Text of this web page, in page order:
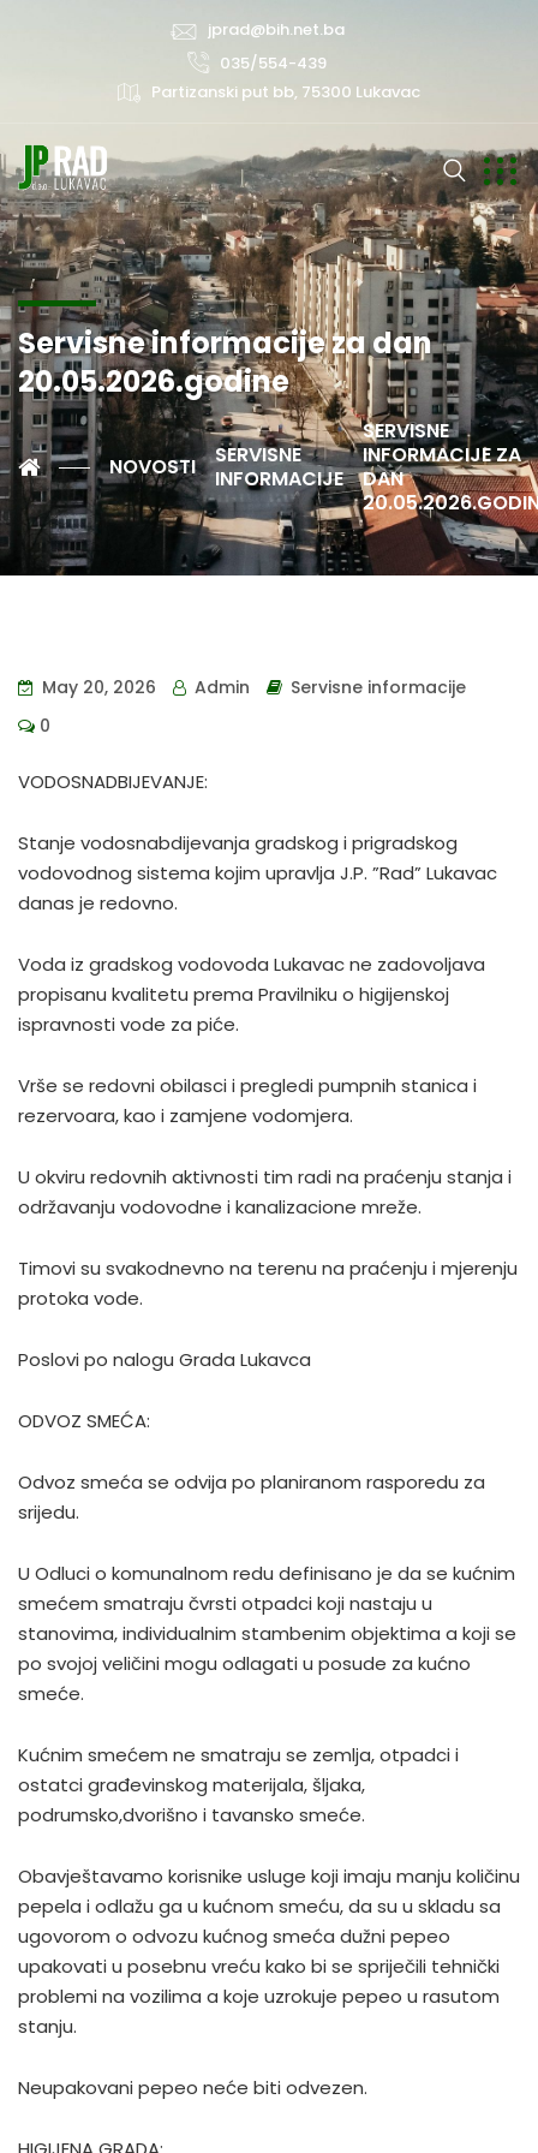
jprad@bih.net.ba
035/554-439
Partizanski put bb, 75300 Lukavac
Servisne informacije za dan
20.05.2026.godine
NOVOSTI
SERVISNE
INFORMACIJE
SERVISNE
INFORMACIJE ZA
DAN
May 20, 2026 Admin
Servisne informacije
0
VODOSNADBIJEVANJE:
Stanje vodosnabdijevanja gradskog i prigradskog
vodovodnog sistema kojim upravlja J.P. ”Rad” Lukavac
danas je redovno.
Voda iz gradskog vodovoda Lukavac ne zadovoljava
propisanu kvalitetu prema Pravilniku o higijenskoj
ispravnosti vode za piće.
Vrše se redovni obilasci i pregledi pumpnih stanica i
rezervoara, kao i zamjene vodomjera.
U okviru redovnih aktivnosti tim radi na praćenju stanja i
održavanju vodovodne i kanalizacione mreže.
Timovi su svakodnevno na terenu na praćenju i mjerenju
protoka vode.
Poslovi po nalogu Grada Lukavca
ODVOZ SMEĆA:
Odvoz smeća se odvija po planiranom rasporedu za
srijedu.
U Odluci o komunalnom redu definisano je da se kućnim
smećem smatraju čvrsti otpadci koji nastaju u
stanovima, individualnim stambenim objektima a koji se
po svojoj veličini mogu odlagati u posude za kućno
smeće.
Kućnim smećem ne smatraju se zemlja, otpadci i
ostatci građevinskog materijala, šljaka,
podrumsko,dvorišno i tavansko smeće.
Obavještavamo korisnike usluge koji imaju manju količinu
pepela i odlažu ga u kućnom smeću, da su u skladu sa
ugovorom o odvozu kućnog smeća dužni pepeo
upakovati u posebnu vreću kako bi se spriječili tehnički
problemi na vozilima a koje uzrokuje pepeo u rasutom
stanju.
Neupakovani pepeo neće biti odvezen.